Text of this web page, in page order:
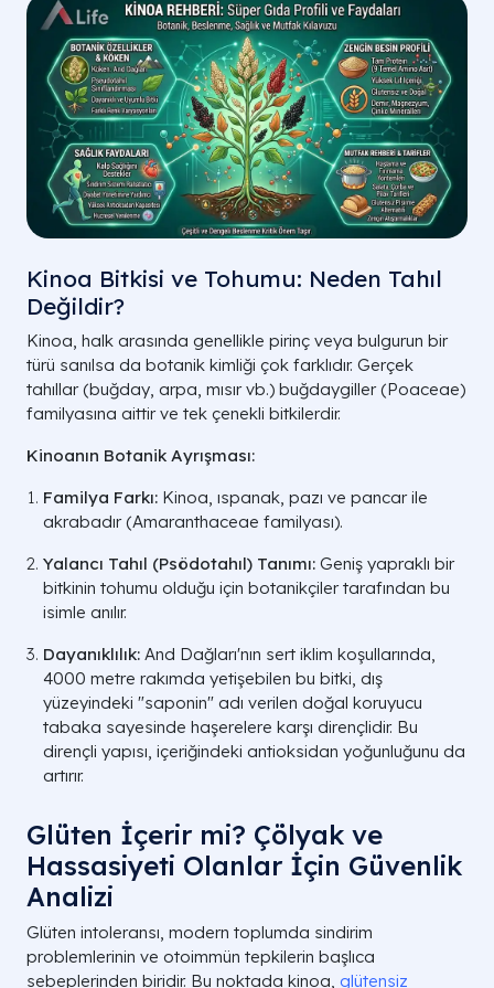
Kinoa Bitkisi ve Tohumu: Neden Tahıl
Değildir?
Kinoa, halk arasında genellikle pirinç veya bulgurun bir
türü sanılsa da botanik kimliği çok farklıdır. Gerçek
tahıllar (buğday, arpa, mısır vb.) buğdaygiller (Poaceae)
familyasına aittir ve tek çenekli bitkilerdir.
Kinoanın Botanik Ayrışması:
Familya Farkı: Kinoa, ıspanak, pazı ve pancar ile
akrabadır (Amaranthaceae familyası).
Yalancı Tahıl (Psödotahıl) Tanımı: Geniş yapraklı bir
bitkinin tohumu olduğu için botanikçiler tarafından bu
isimle anılır.
Dayanıklılık: And Dağları'nın sert iklim koşullarında,
4000 metre rakımda yetişebilen bu bitki, dış
yüzeyindeki "saponin" adı verilen doğal koruyucu
tabaka sayesinde haşerelere karşı dirençlidir. Bu
dirençli yapısı, içeriğindeki antioksidan yoğunluğunu da
artırır.
Glüten İçerir mi? Çölyak ve
Hassasiyeti Olanlar İçin Güvenlik
Analizi
Glüten intoleransı, modern toplumda sindirim
problemlerinin ve otoimmün tepkilerin başlıca
sebeplerinden biridir. Bu noktada kinoa, glütensiz